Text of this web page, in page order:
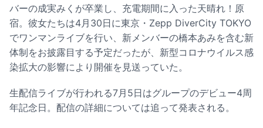
バーの成実みくが卒業し、充電期間に入った天晴れ！原
宿。彼女たちは4月30日に東京・Zepp DiverCity TOKYO
でワンマンライブを行い、新メンバーの橋本あみを含む新
体制をお披露目する予定だったが、新型コロナウイルス感
染拡大の影響により開催を見送っていた。
生配信ライブが行われる7月5日はグループのデビュー4周
年記念日。配信の詳細については追って発表される。